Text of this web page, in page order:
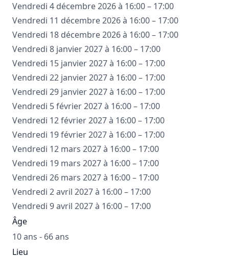
Vendredi 4 décembre 2026 à 16:00 – 17:00
Vendredi 11 décembre 2026 à 16:00 – 17:00
Vendredi 18 décembre 2026 à 16:00 – 17:00
Vendredi 8 janvier 2027 à 16:00 – 17:00
Vendredi 15 janvier 2027 à 16:00 – 17:00
Vendredi 22 janvier 2027 à 16:00 – 17:00
Vendredi 29 janvier 2027 à 16:00 – 17:00
Vendredi 5 février 2027 à 16:00 – 17:00
Vendredi 12 février 2027 à 16:00 – 17:00
Vendredi 19 février 2027 à 16:00 – 17:00
Vendredi 12 mars 2027 à 16:00 – 17:00
Vendredi 19 mars 2027 à 16:00 – 17:00
Vendredi 26 mars 2027 à 16:00 – 17:00
Vendredi 2 avril 2027 à 16:00 – 17:00
Vendredi 9 avril 2027 à 16:00 – 17:00
Âge
10 ans - 66 ans
Lieu